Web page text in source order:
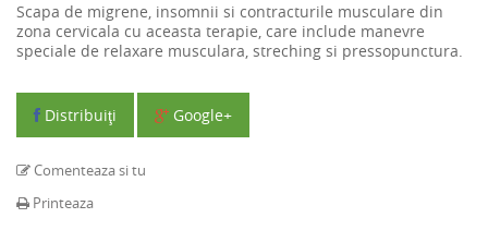
Scapa de migrene, insomnii si contracturile musculare din
zona cervicala cu aceasta terapie, care include manevre
speciale de relaxare musculara, streching si pressopunctura.
Distribuiţi Google+
Comenteaza si tu
Printeaza